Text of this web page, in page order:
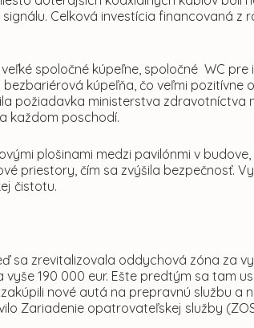
Celková investícia financovaná z
spoločné kúpeľne, spoločné WC pre
kúpeľňa, čo veľmi pozitívne
požiadavka ministerstva zdravotníctva
každom poschodí.
plošinami medzi pavilónmi v
priestory, čím sa zvýšila bezpečnosť.
čistotu.
sa zrevitalizovala oddychová zóna za
190 000 eur. Ešte predtým sa tam
nové autá na prepravnú službu a
Zariadenie opatrovateľskej služby